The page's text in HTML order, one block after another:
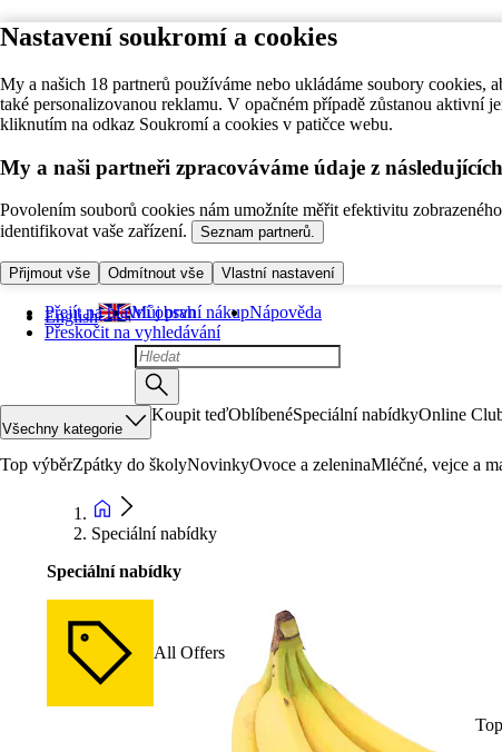
Nastavení soukromí a cookies
My a našich 18 partnerů používáme nebo ukládáme soubory
také personalizovanou reklamu. V opačném případě zůstanou aktivní
kliknutím na odkaz Soukromí a cookies v patičce webu.
My a naši partneři zpracováváme údaje z
Povolením souborů cookies nám umožníte měřit efektivitu
identifikovat vaše zařízení.
Seznam partnerů.
Přijmout vše Odmítnout vše Vlastní nastavení
Přejít na hlavní obsah
Přeskočit na vyhledávání
English Můj první nákupNápověda
Všechny kategorie
Koupit teďOblíbenéSpeciální nabídkyOnline
Top výběrZpátky do školyNovinkyOvoce a zeleninaMléčné, vejce a
Speciální nabídky
Speciální nabídky
All Offers